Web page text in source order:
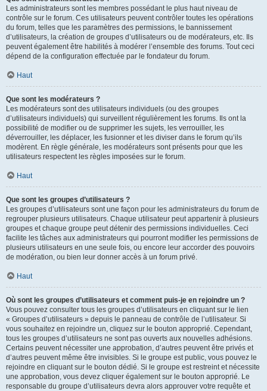
Les administrateurs sont les membres possédant le plus haut niveau de
contrôle sur le forum. Ces utilisateurs peuvent contrôler toutes les opérations
du forum, telles que les paramètres des permissions, le bannissement
d’utilisateurs, la création de groupes d’utilisateurs ou de modérateurs, etc. Ils
peuvent également être habilités à modérer l’ensemble des forums. Tout ceci
dépend de la configuration effectuée par le fondateur du forum.
Haut
Que sont les modérateurs ?
Les modérateurs sont des utilisateurs individuels (ou des groupes
d’utilisateurs individuels) qui surveillent régulièrement les forums. Ils ont la
possibilité de modifier ou de supprimer les sujets, les verrouiller, les
déverrouiller, les déplacer, les fusionner et les diviser dans le forum qu’ils
modèrent. En règle générale, les modérateurs sont présents pour que les
utilisateurs respectent les règles imposées sur le forum.
Haut
Que sont les groupes d’utilisateurs ?
Les groupes d’utilisateurs sont une façon pour les administrateurs du forum de
regrouper plusieurs utilisateurs. Chaque utilisateur peut appartenir à plusieurs
groupes et chaque groupe peut détenir des permissions individuelles. Ceci
facilite les tâches aux administrateurs qui pourront modifier les permissions de
plusieurs utilisateurs en une seule fois, ou encore leur accorder des pouvoirs
de modération, ou bien leur donner accès à un forum privé.
Haut
Où sont les groupes d’utilisateurs et comment puis-je en rejoindre un ?
Vous pouvez consulter tous les groupes d’utilisateurs en cliquant sur le lien
« Groupes d’utilisateurs » depuis le panneau de contrôle de l’utilisateur. Si
vous souhaitez en rejoindre un, cliquez sur le bouton approprié. Cependant,
tous les groupes d’utilisateurs ne sont pas ouverts aux nouvelles adhésions.
Certains peuvent nécessiter une approbation, d’autres peuvent être privés et
d’autres peuvent même être invisibles. Si le groupe est public, vous pouvez le
rejoindre en cliquant sur le bouton dédié. Si le groupe est restreint et nécessite
une approbation, vous devez cliquer également sur le bouton approprié. Le
responsable du groupe d’utilisateurs devra alors approuver votre requête et